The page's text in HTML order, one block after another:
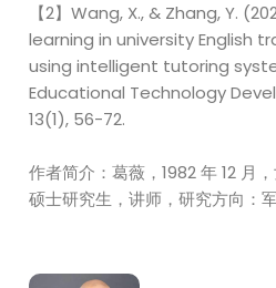
【2】Wang, X., & Zhang, Y.
learning in university English
using intelligent tutoring
Educational Technology
13(1), 56-72.
作者简介：葛薇，1982 年 12 月
硕士研究生，讲师，研究方向：